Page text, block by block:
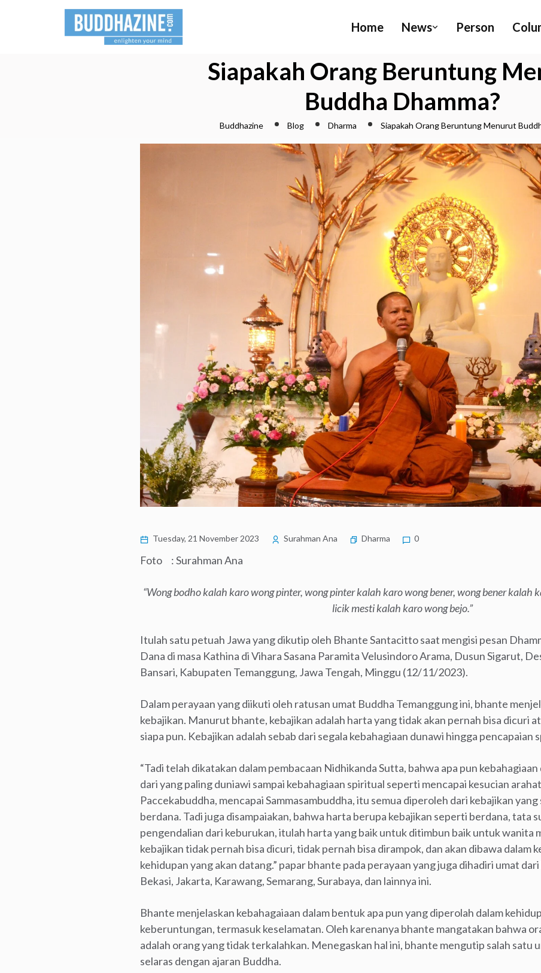
Home News Person
Siapakah Orang Beruntung
Buddha Dhamma?
Buddhazine Blog Dharma Siapakah Orang Beruntung Menurut
Tuesday, 21 November 2023 Surahman Ana Dharma 0
Foto : Surahman Ana
“Wong bodho kalah karo wong pinter, wong pinter kalah karo wong bener, wong bener kalah
licik mesti kalah karo wong bejo.”
Itulah satu petuah Jawa yang dikutip oleh Bhante Santacitto saat mengisi pesan
Dana di masa Kathina di Vihara Sasana Paramita Velusindoro Arama, Dusun Sigarut,
Bansari, Kabupaten Temanggung, Jawa Tengah, Minggu (12/11/2023).
Dalam perayaan yang diikuti oleh ratusan umat Buddha Temanggung ini, bhante
kebajikan. Manurut bhante, kebajikan adalah harta yang tidak akan pernah bisa dicuri
siapa pun. Kebajikan adalah sebab dari segala kebahagiaan dunawi hingga pencapaian
“Tadi telah dikatakan dalam pembacaan Nidhikanda Sutta, bahwa apa pun
dari yang paling duniawi sampai kebahagiaan spiritual seperti mencapai kesucian
Paccekabuddha, mencapai Sammasambuddha, itu semua diperoleh dari kebajikan yang
berdana. Tadi juga disampaiakan, bahwa harta berupa kebajikan seperti berdana, tata
pengendalian dari keburukan, itulah harta yang baik untuk ditimbun baik untuk wanita
kebajikan tidak pernah bisa dicuri, tidak pernah bisa dirampok, dan akan dibawa dalam
kehidupan yang akan datang.” papar bhante pada perayaan yang juga dihadiri umat
Bekasi, Jakarta, Karawang, Semarang, Surabaya, dan lainnya ini.
Bhante menjelaskan kebahagaiaan dalam bentuk apa pun yang diperolah dalam
keberuntungan, termasuk keselamatan. Oleh karenanya bhante mangatakan bahwa
adalah orang yang tidak terkalahkan. Menegaskan hal ini, bhante mengutip salah satu
selaras dengan ajaran Buddha.